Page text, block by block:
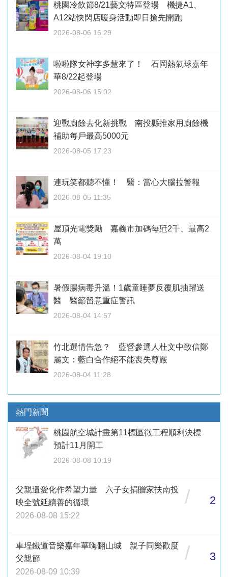
桃園冷飲節8/21藝文特區登場 機捷A1、
A12站快閃店暖身活動即日搶先開跑
2026-08-06 16:29
啦啦隊女神李多慧來了！ 石岡熱氣球嘉年
華8/22起登場
2026-08-06 15:02
迎戰廚餘去化新挑戰 南投縣推家用廚餘機
補助每戶最高5000元
2026-08-05 17:23
連玩笑都聽不懂！ 醫：當心大腦拉警報
2026-08-05 11:35
屋頂光電獎勵 嘉義市加碼每瓩2千、最高2
萬
2026-08-04 19:10
暑假腸病毒升溫！1歲童睡夢反覆肌抽躍送
醫 醫籲留意重症警訊
2026-08-04 14:57
竹北選情告急？ 藍營參選人杜文中致信鄭
麗文：藍白合作絕不能喪失尊嚴
2026-08-04 11:28
熱門新聞
桃園航空城計畫第11標區徵工程順利決標
預計11月開工
2026-08-08 10:19
父親遺愛化作希望力量 六子女捐贈家扶南投
映全號延續善的循環
2026-08-08 15:22
/ 2
車埕鐵道音樂嘉年華嗨翻山城 親子同樂歡度
父親節
2026-08-09 10:39
/ 3